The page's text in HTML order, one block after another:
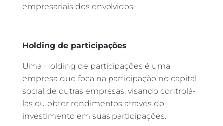
empresariais dos envolvidos.
Holding de participações
Uma Holding de participações é uma
empresa que foca na participação no capital
social de outras empresas, visando controlá-
las ou obter rendimentos através do
investimento em suas participações.